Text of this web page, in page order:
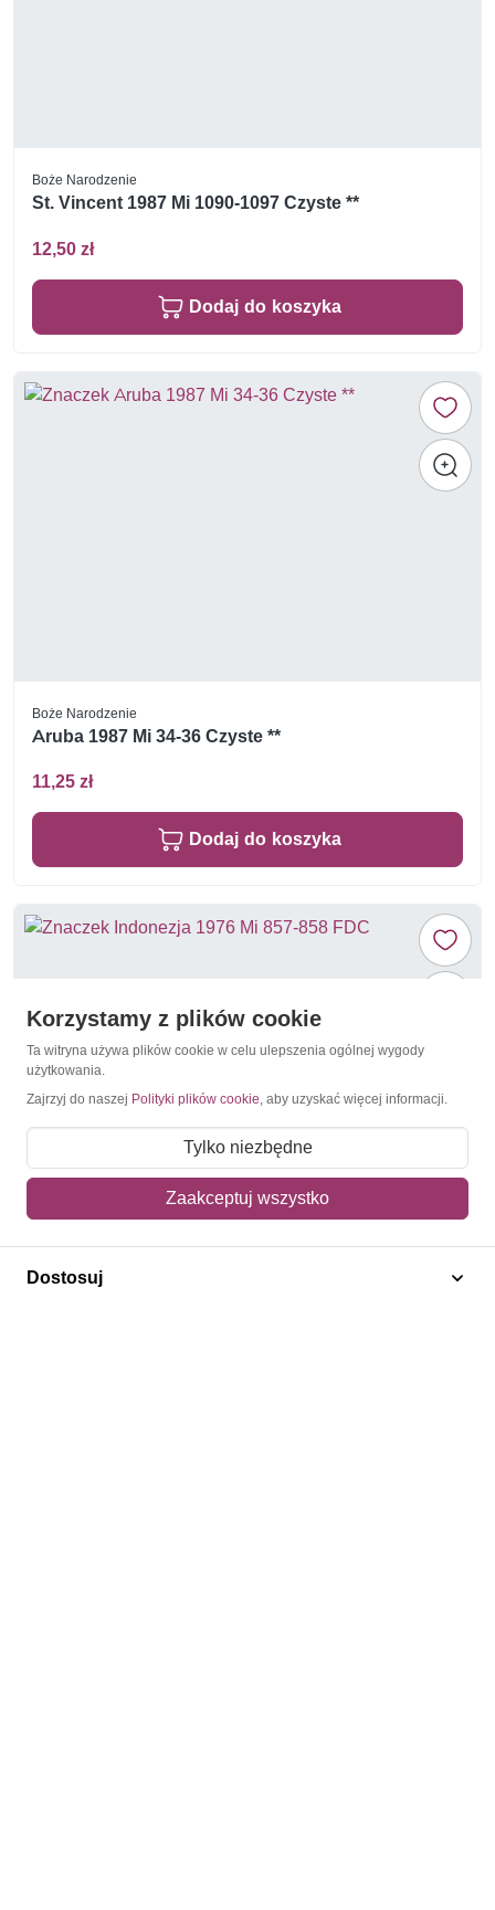
Boże Narodzenie
St. Vincent 1987 Mi 1090-1097 Czyste **
12,50 zł
Dodaj do koszyka
Boże Narodzenie
Aruba 1987 Mi 34-36 Czyste **
11,25 zł
Dodaj do koszyka
Książki dla dzieci
Indonezja 1976 Mi 857-858 FDC
Korzystamy z plików cookie
Ta witryna używa plików cookie w celu ulepszenia ogólnej wygody
użytkowania.
Zajrzyj do naszej Polityki plików cookie, aby uzyskać więcej informacji.
Tylko niezbędne
Zaakceptuj wszystko
Dostosuj